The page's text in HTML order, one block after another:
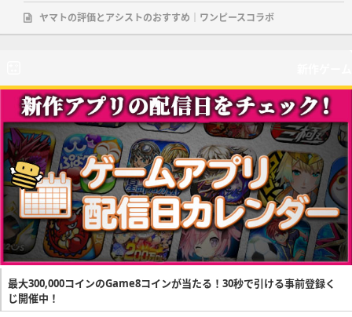
ヤマトの評価とアシストのおすすめ｜ワンピースコラボ
最大300,000コインのGame8コインが当たる！30秒で引ける事前登録く
じ開催中！